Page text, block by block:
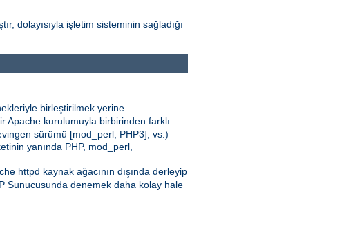
dolayısıyla işletim sisteminin sağladığı
birleştirilmek yerine
Apache kurulumuyla birbirinden farklı
sürümü [mod_perl, PHP3], vs.)
yanında PHP, mod_perl,
httpd kaynak ağacının dışında derleyip
Sunucusunda denemek daha kolay hale